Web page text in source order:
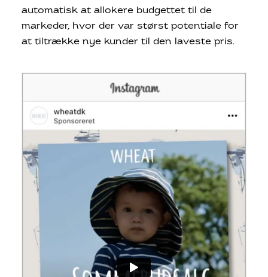
automatisk at allokere budgettet til de
markeder, hvor der var størst potentiale for
at tiltrække nye kunder til den laveste pris.